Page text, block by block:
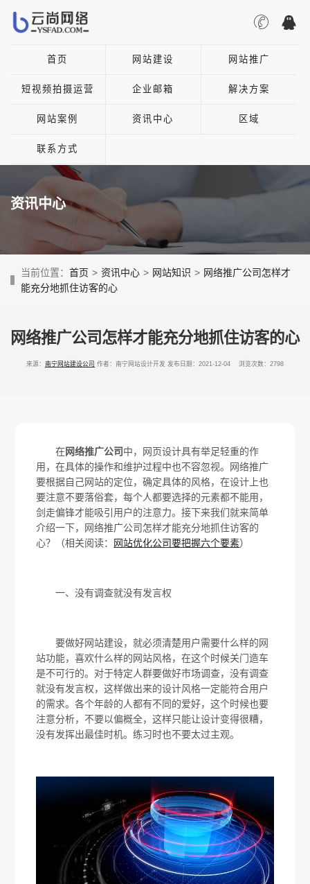
首页 网站建设 网站推广
短视频拍摄运营 企业邮箱 解决方案
网站案例 资讯中心 区域
联系方式
资讯中心
当前位置： 首页 > 资讯中心 > 网站知识 > 网络推广公司怎样才
能充分地抓住访客的心
网络推广公司怎样才能充分地抓住访客的心
来源： 南宁网站建设公司 作者：南宁网站设计开发 发布日期：2021-12-04 浏览次数：2798
在网络推广公司中，网页设计具有举足轻重的作
用，在具体的操作和维护过程中也不容忽视。网络推广
要根据自己网站的定位，确定具体的风格，在设计上也
要注意不要落俗套，每个人都要选择的元素都不能用，
剑走偏锋才能吸引用户的注意力。接下来我们就来简单
介绍一下，网络推广公司怎样才能充分地抓住访客的
心？（相关阅读： 网站优化公司要把握六个要素）
一、没有调查就没有发言权
要做好网站建设，就必须清楚用户需要什么样的网
站功能，喜欢什么样的网站风格，在这个时候关门造车
是不可行的。对于特定人群要做好市场调查，没有调查
就没有发言权，这样做出来的设计风格一定能符合用户
的需求。各个年龄的人都有不同的爱好，这个时候也要
注意分析，不要以偏概全，这样只能让设计变得很糟，
没有发挥出最佳时机。练习时也不要太过主观。